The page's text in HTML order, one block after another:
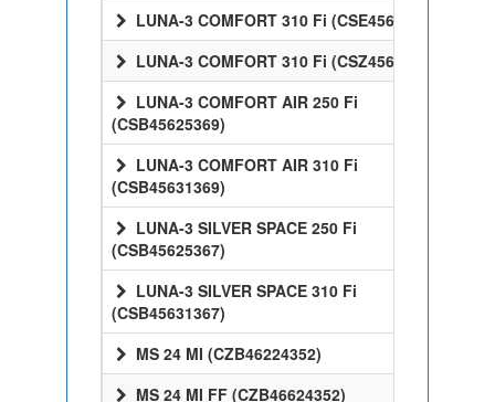
LUNA-3 COMFORT 310 Fi (CSE45631358)
LUNA-3 COMFORT 310 Fi (CSZ45631358)
LUNA-3 COMFORT AIR 250 Fi
(CSB45625369)
LUNA-3 COMFORT AIR 310 Fi
(CSB45631369)
LUNA-3 SILVER SPACE 250 Fi
(CSB45625367)
LUNA-3 SILVER SPACE 310 Fi
(CSB45631367)
MS 24 MI (CZB46224352)
MS 24 MI FF (CZB46624352)